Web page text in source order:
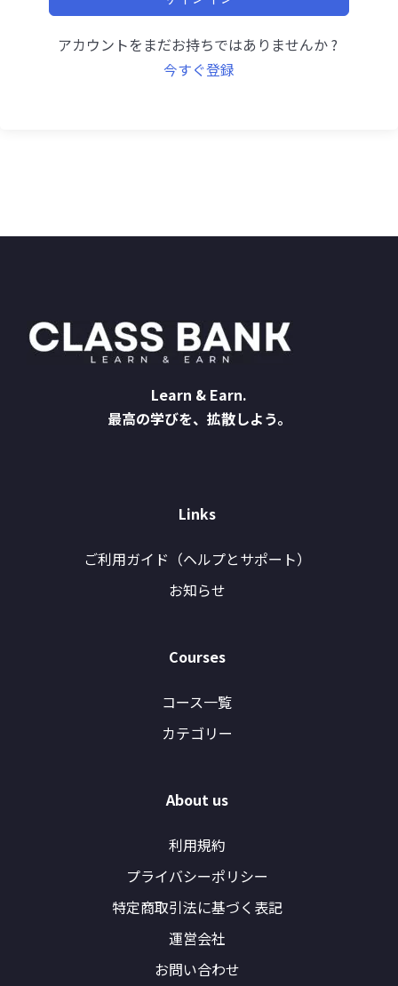
アカウントをまだお持ちではありませんか ?
今すぐ登録
Learn & Earn.
最高の学びを、拡散しよう。
Links
ご利用ガイド（ヘルプとサポート）
お知らせ
Courses
コース一覧
カテゴリー
About us
利用規約
プライバシーポリシー
特定商取引法に基づく表記
運営会社
お問い合わせ